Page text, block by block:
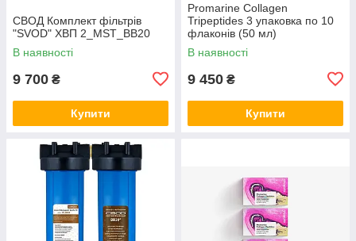
СВОД Комплект фільтрів
"SVOD" ХВП 2_MST_BB20
В наявності
9 700 ₴
Купити
Promarine Collagen
Tripeptides 3 упаковка по 10
флаконів (50 мл)
В наявності
9 450 ₴
Купити